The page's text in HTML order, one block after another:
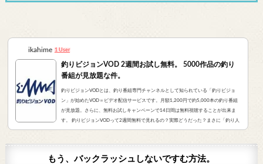
ガルシア’...
ikahime 1 User
釣りビジョンVOD 2週間お試し無料。 5000作品の釣り
番組が見放題な件。
釣りビジョンVODとは、釣り番組専門チャンネルとして知られている「釣りビジョ
ン」が始めたVOD＝ビデオ配信サービスです。月額1,200円で約5,000本の釣り番組
が見放題。さらに、無料お試しキャンペーンで14日間は無料視聴することが出来ま
す。 釣りビジョンVODって2週間無料で見れるの？実際どうだった？まさに「釣り人
が求めていたVOD」でした。実際にサービスを申し込んだので、レビューをお伝えし
もう、バックラッシュしないですむ方法。